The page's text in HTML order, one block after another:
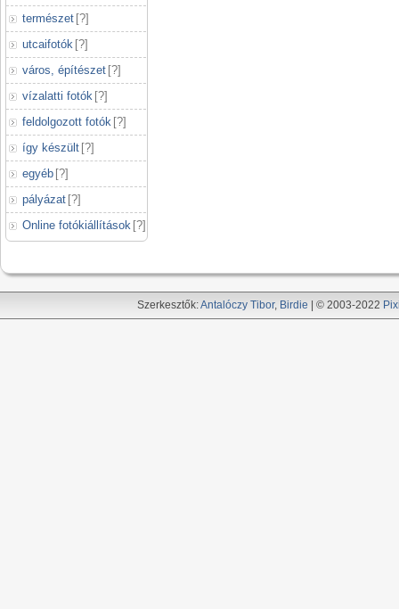
természet [?]
utcaifotók [?]
város, építészet [?]
vízalatti fotók [?]
feldolgozott fotók [?]
így készült [?]
egyéb [?]
pályázat [?]
Online fotókiállítások [?]
Szerkesztők:Antalóczy Tibor, Birdie | © 2003-2022